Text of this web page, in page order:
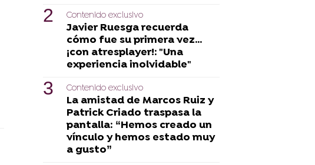
Contenido exclusivo
Javier Ruesga recuerda
cómo fue su primera vez...
¡con atresplayer!: "Una
experiencia inolvidable"
Contenido exclusivo
La amistad de Marcos Ruiz y
Patrick Criado traspasa la
pantalla: “Hemos creado un
vínculo y hemos estado muy
a gusto”